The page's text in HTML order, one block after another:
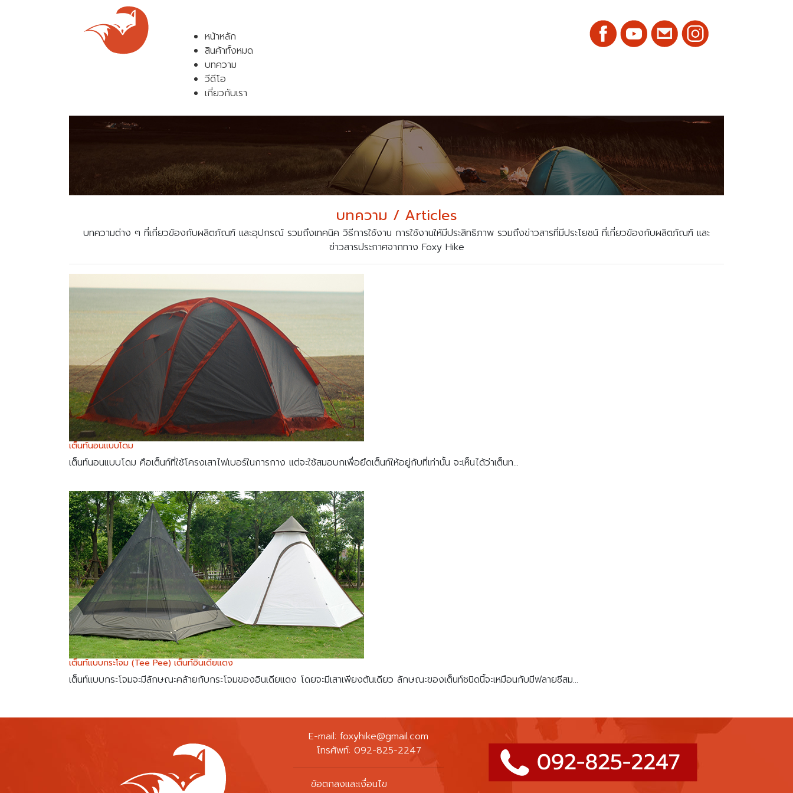
หน้าหลัก
สินค้าทั้งหมด
บทความ
วีดีโอ
เกี่ยวกับเรา
บทความ / Articles
บทความต่าง ๆ ที่เกี่ยวข้องกับผลิตภัณฑ์ และอุปกรณ์ รวมถึงเทคนิค วิธีการใช้งาน การใช้งานให้มีประสิทธิภาพ รวมถึงข่าวสารที่มีประโยชน์ ที่เกี่ยวข้องกับผลิตภัณฑ์ และ
ข่าวสารประกาศจากทาง Foxy Hike
เต็นท์นอนแบบโดม
เต็นท์นอนแบบโดม คือเต็นท์ที่ใช้โครงเสาไฟเบอร์ในการกาง แต่จะใช้สมอบกเพื่อยึดเต็นท์ให้อยู่กับที่เท่านั้น จะเห็นได้ว่าเต็นท...
เต็นท์แบบกระโจม (Tee Pee) เต็นท์อินเดียแดง
เต็นท์แบบกระโจมจะมีลักษณะคล้ายกับกระโจมของอินเดียแดง โดยจะมีเสาเพียงต้นเดียว ลักษณะของเต็นท์ชนิดนี้จะเหมือนกับมีฟลายชีสม...
E-mail: foxyhike@gmail.com
โทรศัพท์: 092-825-2247
ข้อตกลงและเงื่อนไข